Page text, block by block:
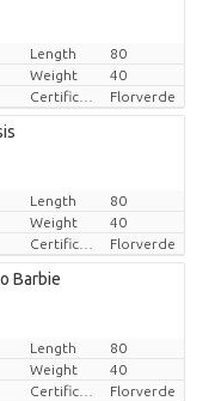
Length
80
Weight
40
Florverde
Length
80
Weight
40
Florverde
Barbie
Length
80
Weight
40
Florverde